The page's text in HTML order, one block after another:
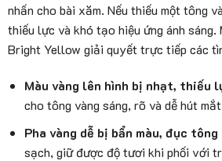
nhấn cho bài xăm. Nếu thiếu một tông
thiếu lực và khó tạo hiệu ứng ánh sáng.
Bright Yellow giải quyết trực tiếp các
Màu vàng lên hình bị nhạt, thiếu
cho tông vàng sáng, rõ và dễ hút
Pha vàng dễ bị bẩn màu, đục tông
sạch, giữ được độ tươi khi phối với